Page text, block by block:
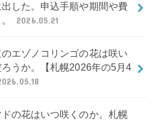
した。申込手順や期間や費
2026.05.21
エゾノコリンゴの花は咲い
ろうか。【札幌2026年の5月4
の花はいつ咲くのか。札幌